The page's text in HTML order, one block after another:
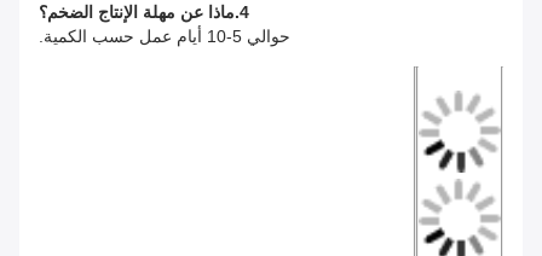
4.ماذا عن مهلة الإنتاج الضخم؟
حوالي 5-10 أيام عمل حسب الكمية.